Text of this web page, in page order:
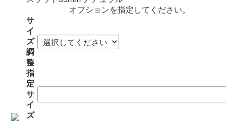
オプションを指定してください。
サ
イ
ズ
調
整
指
定
サ
イ
ズ